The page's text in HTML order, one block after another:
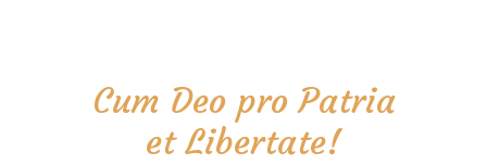
Cum Deo pro Patria
et Libertate!